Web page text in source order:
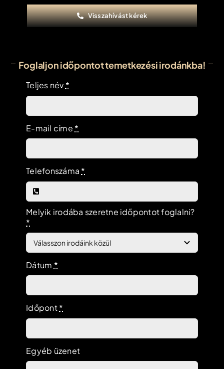
Visszahívást kérek
Foglaljon időpontot temetkezési irodánkba!
Teljes név *
E-mail címe *
Telefonszáma *
Melyik irodába szeretne időpontot foglalni?
*
Dátum *
Időpont*
Egyéb üzenet